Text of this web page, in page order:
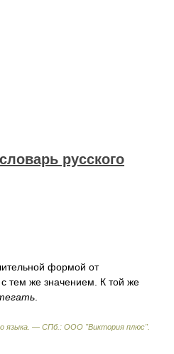
русского
формой от
с тем же значением. К той же
языка. — СПб.: ООО "Виктория плюс".